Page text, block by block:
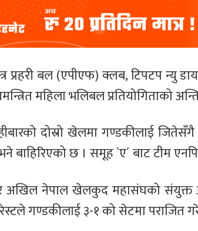
प्रहरी बल (एपीएफ) क्लब, टिपटप न्यु
महिला भलिबल प्रतियोगिताको
दोस्रो खेलमा गण्डकीलाई
बाहिरिएको छ । समूह `ए´ बाट टीम
अखिल नेपाल खेलकुद महासंघको संयुक्त
गण्डकीलाई ३-१ को सेटमा पराजित